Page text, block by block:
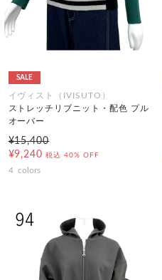
SALE
イヴィスト（IVISUTO）
ストレッチリブニット・配色 プル
オーバー
¥15,400
¥9,240 税込 40% OFF
4 colors